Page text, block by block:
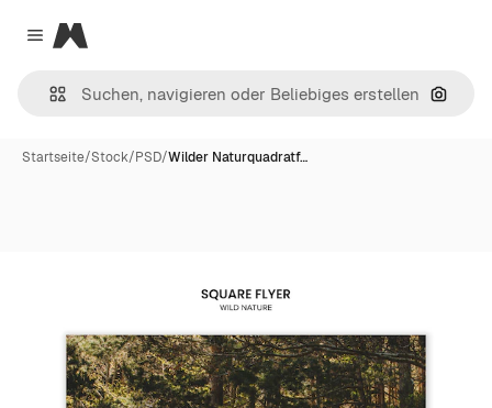
Close menu
Magnific
Nach
Startseite/Stock/PSD/Wilder Naturquadratf…